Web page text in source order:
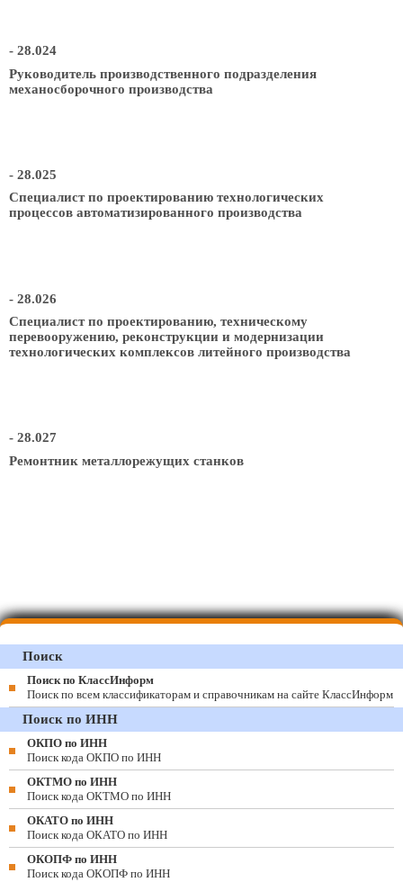
- 28.024
Руководитель производственного подразделения
механосборочного производства
- 28.025
Специалист по проектированию технологических
процессов автоматизированного производства
- 28.026
Специалист по проектированию, техническому
перевооружению, реконструкции и модернизации
технологических комплексов литейного производства
- 28.027
Ремонтник металлорежущих станков
Поиск
Поиск по КлассИнформ
Поиск по всем классификаторам и справочникам на сайте КлассИнформ
Поиск по ИНН
ОКПО по ИНН
Поиск кода ОКПО по ИНН
ОКТМО по ИНН
Поиск кода ОКТМО по ИНН
ОКАТО по ИНН
Поиск кода ОКАТО по ИНН
ОКОПФ по ИНН
Поиск кода ОКОПФ по ИНН